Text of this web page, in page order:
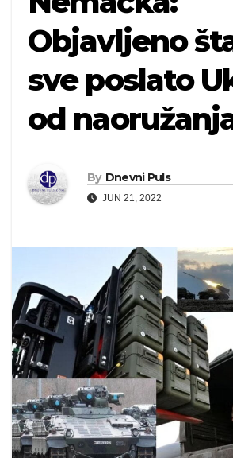
Objavljeno
sve poslato
od
By Dnevni Puls
JUN 21, 2022